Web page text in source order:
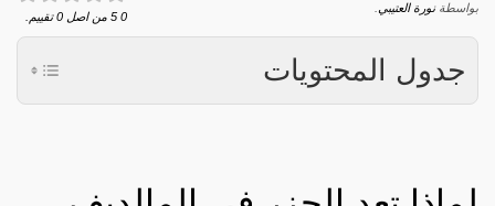
بواسطةنورة العتيبي
0
5 من اصل 0 تقييم.
جدول المحتويات